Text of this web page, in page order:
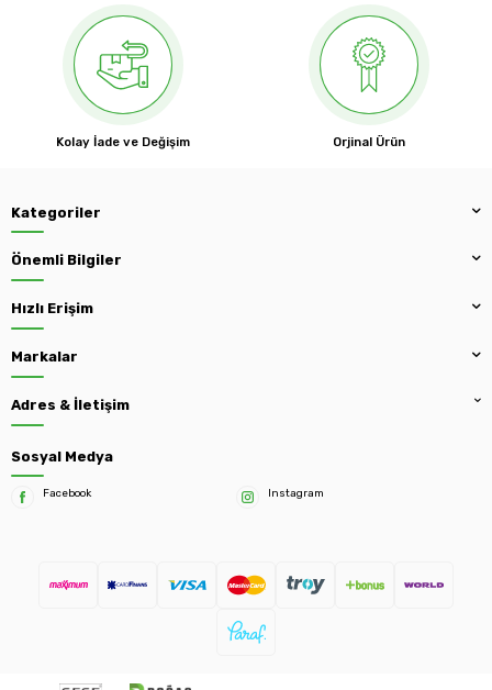
Kolay İade ve Değişim Orjinal Ürün
Kategoriler
Önemli Bilgiler
Hızlı Erişim
Markalar
Adres & İletişim
Sosyal Medya
Facebook Instagram